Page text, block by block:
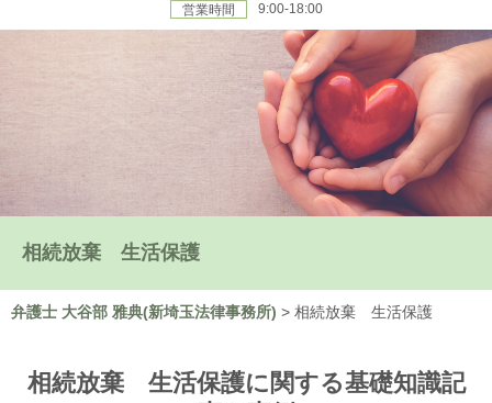
営業時間
9:00-18:00
相続放棄 生活保護
弁護士 大谷部 雅典(新埼玉法律事務所) > 相続放棄 生活保護
相続放棄 生活保護に関する基礎知識記